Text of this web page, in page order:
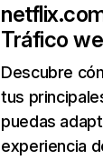
Tráfico
Descubre
tus
puedas
experiencia